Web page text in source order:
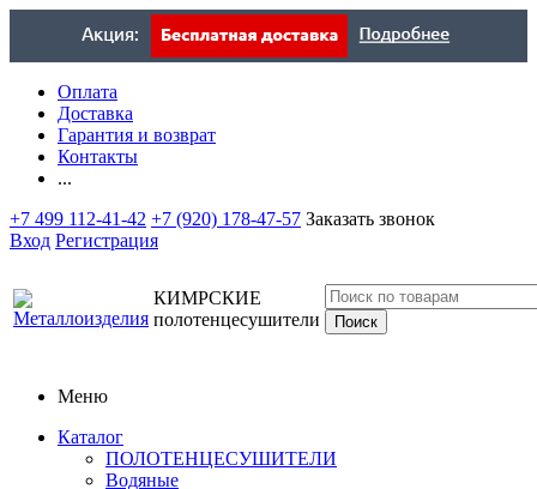
Оплата
Доставка
Гарантия и возврат
Контакты
...
+7 499 112-41-42 +7 (920) 178-47-57 Заказать звонок
Вход Регистрация
КИМРСКИЕ
полотенцесушители
Меню
Каталог
ПОЛОТЕНЦЕСУШИТЕЛИ
Водяные